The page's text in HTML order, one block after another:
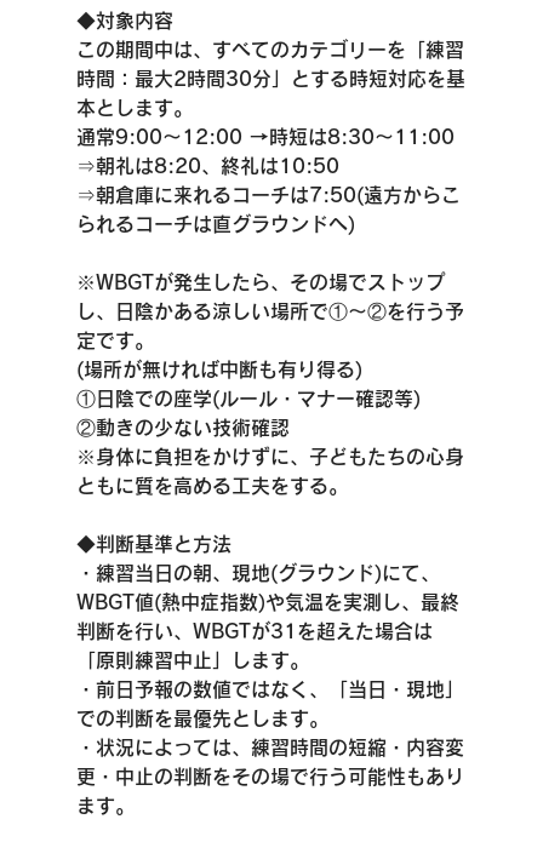
◆対象内容
この期間中は、すべてのカテゴリーを「練習
時間：最大2時間30分」とする時短対応を基
本とします。
通常9:00～12:00 →時短は8:30～11:00
⇒朝礼は8:20、終礼は10:50
⇒朝倉庫に来れるコーチは7:50(遠方からこ
られるコーチは直グラウンドへ)
※WBGTが発生したら、その場でストップ
し、日陰かある涼しい場所で①～②を行う予
定です。
(場所が無ければ中断も有り得る)
①日陰での座学(ルール・マナー確認等)
②動きの少ない技術確認
※身体に負担をかけずに、子どもたちの心身
ともに質を高める工夫をする。
◆判断基準と方法
・練習当日の朝、現地(グラウンド)にて、
WBGT値(熱中症指数)や気温を実測し、最終
判断を行い、WBGTが31を超えた場合は
「原則練習中止」します。
・前日予報の数値ではなく、「当日・現地」
での判断を最優先とします。
・状況によっては、練習時間の短縮・内容変
更・中止の判断をその場で行う可能性もあり
ます。